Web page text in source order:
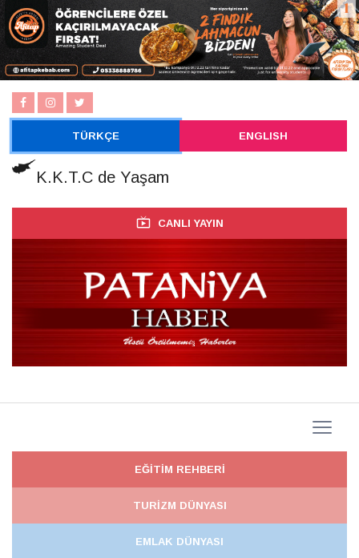
TÜRKÇE ENGLISH
K.K.T.C de Yaşam
CANLI YAYIN
EĞİTİM REHBERİ
TURİZM DÜNYASI
EMLAK DÜNYASI